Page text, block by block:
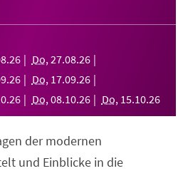
.26 Do, 27.08.26
.26 Do, 17.09.26
.26 Do, 08.10.26 Do, 15.10.26
der modernen
und Einblicke in die